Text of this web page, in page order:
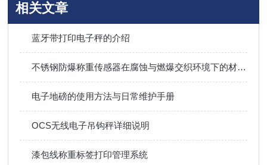
相关文章
蓝牙带打印电子秤的介绍
不锈钢防爆称重传感器在腐蚀与燃爆交织环境下的材质叙事
电子地磅的使用方法与日常维护手册
OCS无线电子吊钩秤详细说明
漆包线称重标签打印管理系统